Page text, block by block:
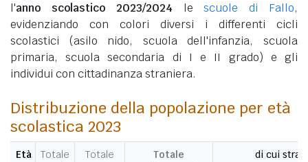
l'anno scolastico 2023/2024 lescuole di Fallo,
evidenziando con colori diversi i differenti cicli
scolastici (asilo nido, scuola dell'infanzia, scuola
primaria, scuola secondaria di I e II grado) e gli
individui con cittadinanza straniera.
Distribuzione della popolazione per età
scolastica 2023
Età
Totale
Totale
Totale
di cui